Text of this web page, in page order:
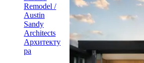
Remodel /
Austin
Sandy
Architects
Архитекту
ра